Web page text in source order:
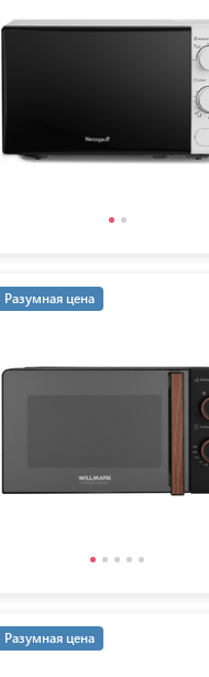
Разумная цена
Разумная цена